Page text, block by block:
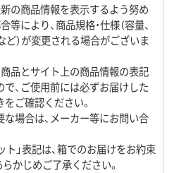
の商品情報を表示するよう努め
により、商品規格・仕様（容量、
ど）が変更される場合がございま
品とサイト上の商品情報の表記
、ご使用前には必ずお届けした
ご確認ください。
場合は、メーカー等にお問い合
ト」表記は、箱でのお届けをお約束
かじめご了承ください。